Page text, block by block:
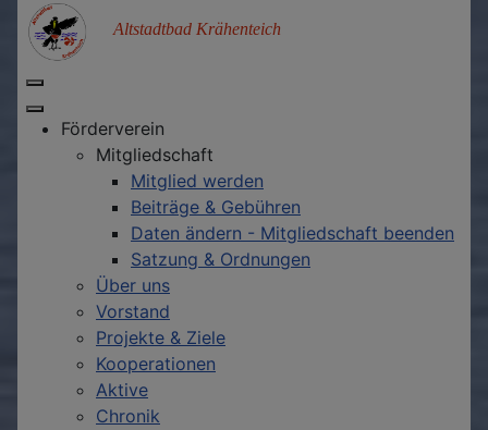
Altstadtbad Krähenteich
Förderverein
Mitgliedschaft
Mitglied werden
Beiträge & Gebühren
Daten ändern - Mitgliedschaft beenden
Satzung & Ordnungen
Über uns
Vorstand
Projekte & Ziele
Kooperationen
Aktive
Chronik